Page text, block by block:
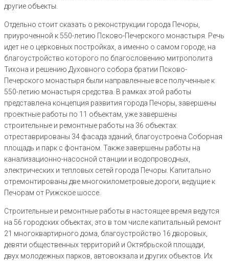
другие объекты.
Отдельно стоит сказать о реконструкции города Печоры,
приуроченной к 550-летию Псково-Печерского монастыря. Речь
идет не о церковных постройках, а именно о самом городе, на
благоустройство которого по благословению митрополита
Тихона и решению Духовного собора братии Псково-
Печерского монастыря были направленные все полученные к
550-летию монастыря средства. В рамках этой работы
представлена концепция развития города Печоры, завершены
проектные работы по 11 объектам, уже завершены
строительные и ремонтные работы на 36 объектах:
отреставрированы 34 фасада зданий, благоустроена Соборная
площадь и парк с фонтаном. Также завершены работы на
канализационно-насосной станции и водопроводных,
электрических и тепловых сетей города Печоры. Капитально
отремонтированы две многокилометровые дороги, ведущие к
Печорам от Рижское шоссе.
Строительные и ремонтные работы в настоящее время ведутся
на 56 городских объектах, это в том числе капитальный ремонт
21 многоквартирного дома, благоустройство 16 дворовых,
девяти общественных территорий и Октябрьской площади,
двух молодежных парков, автовокзала и других объектов. Их